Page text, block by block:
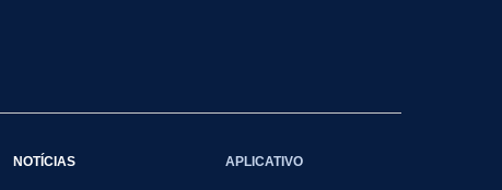
NOTÍCIAS APLICATIVO